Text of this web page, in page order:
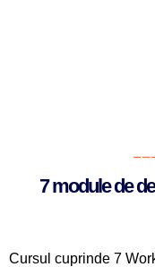
7 module de
Cursul cuprinde 7